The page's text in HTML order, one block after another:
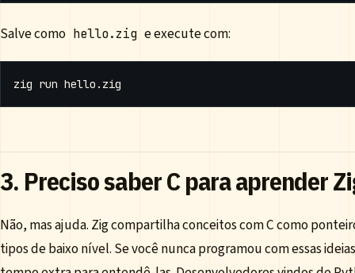
Salve como hello.zig e execute com:
3. Preciso saber C para aprender
Não, mas ajuda. Zig compartilha conceitos com C como
tipos de baixo nível. Se você nunca programou com essas